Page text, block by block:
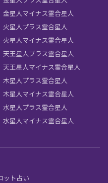
金星人マイナス霊合星人
火星人プラス霊合星人
火星人マイナス霊合星人
天王星人プラス霊合星人
天王星人マイナス霊合星人
木星人プラス霊合星人
木星人マイナス霊合星人
水星人プラス霊合星人
水星人マイナス霊合星人
ット占い